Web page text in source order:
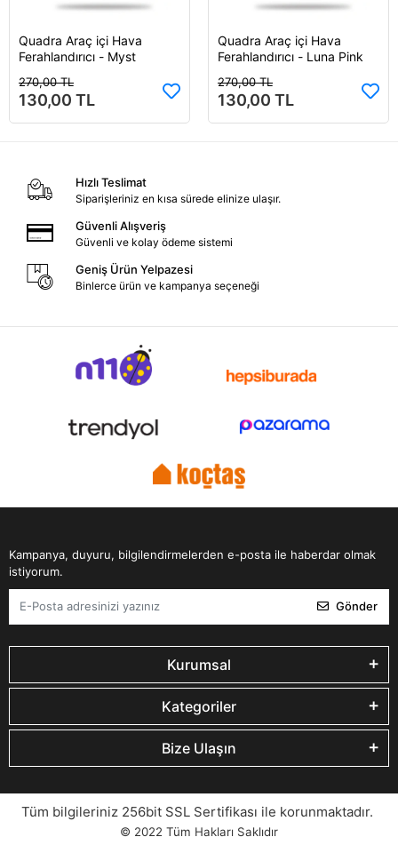
Sepete Ekle
Quadra Araç içi Hava
Ferahlandırıcı - Myst
270,00 TL
130,00 TL
Sepete Ekle
Quadra Araç içi Hava
Ferahlandırıcı - Luna Pink
270,00 TL
130,00 TL
Hızlı Teslimat
Siparişleriniz en kısa sürede elinize ulaşır.
Güvenli Alışveriş
Güvenli ve kolay ödeme sistemi
Geniş Ürün Yelpazesi
Binlerce ürün ve kampanya seçeneği
Kampanya, duyuru, bilgilendirmelerden e-posta ile haberdar olmak
istiyorum.
Gönder
Kurumsal
Kategoriler
Bize Ulaşın
Tüm bilgileriniz 256bit SSL Sertifikası ile korunmaktadır.
© 2022 Tüm Hakları Saklıdır